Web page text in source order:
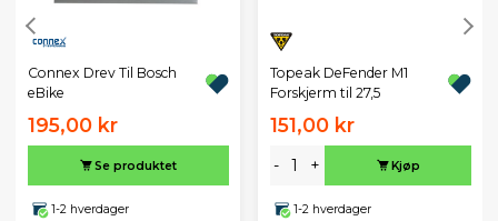
Connex Drev Til Bosch
eBike
195,00 kr
Se produktet
1-2 hverdager
Topeak DeFender M1
Forskjerm til 27,5
151,00 kr
- + Kjøp
1-2 hverdager